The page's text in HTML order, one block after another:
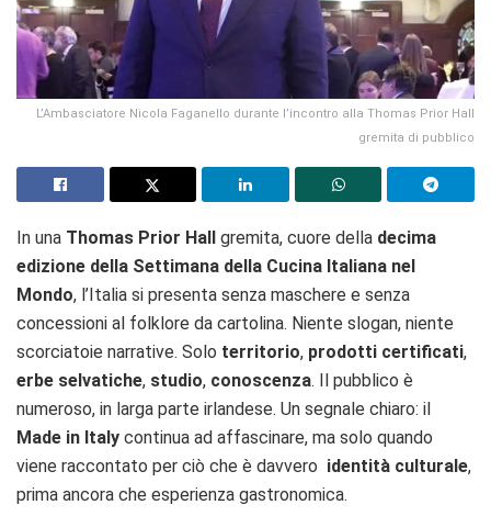
L’Ambasciatore Nicola Faganello durante l’incontro alla Thomas Prior Hall
gremita di pubblico
In una Thomas Prior Hall gremita, cuore della decima
edizione della Settimana della Cucina Italiana nel
Mondo, l’Italia si presenta senza maschere e senza
concessioni al folklore da cartolina. Niente slogan, niente
scorciatoie narrative. Solo territorio, prodotti certificati,
erbe selvatiche, studio, conoscenza. Il pubblico è
numeroso, in larga parte irlandese. Un segnale chiaro: il
Made in Italy continua ad affascinare, ma solo quando
viene raccontato per ciò che è davvero identità culturale,
prima ancora che esperienza gastronomica.